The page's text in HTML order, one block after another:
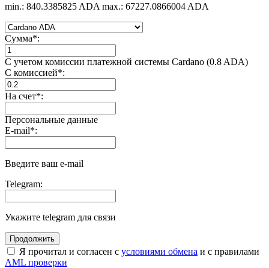
min.: 840.3385825 ADA max.: 67227.0866004 ADA
Сумма*:
С учетом комиссии платежной системы Cardano (0.8 ADA)
С комиссией*:
На счет*:
Персональные данные
E-mail*:
Введите ваш e-mail
Telegram:
Укажите telegram для связи
Я прочитал и согласен с условиями обмена и с правилами
AML проверки